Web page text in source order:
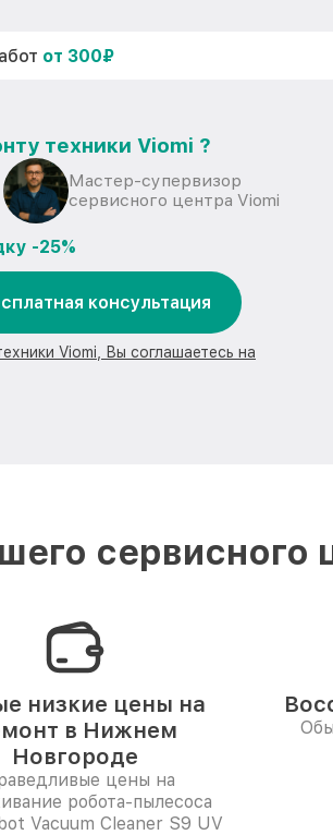
от 300₽
техники Viomi ?
Мастер-супервизор
сервисного центра Viomi
-25%
консультация
Viomi, Вы соглашаетесь на
низкие цены на
в Нижнем
Новгороде
цены на
робота-пылесоса
Vacuum Cleaner S9 UV